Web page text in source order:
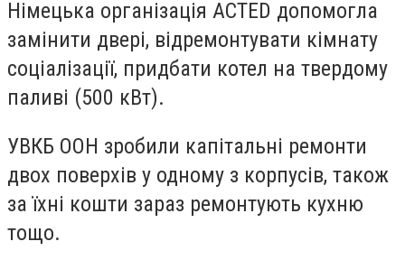
Німецька організація ACTED допомогла
замінити двері, відремонтувати кімнату
соціалізації, придбати котел на твердому
паливі (500 кВт).
УВКБ ООН зробили капітальні ремонти
двох поверхів у одному з корпусів, також
за їхні кошти зараз ремонтують кухню
тощо.